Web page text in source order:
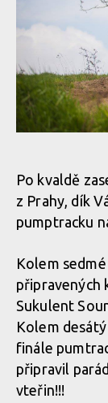
Demo Air Day -
Demo Air Day -
Demo Air Day -
Demo Air Day -
Demo Air Day -
Demo Air Day -
Demo Air Day -
Demo Air Day -
Demo Air Day -
Demo Air Day -
Po kvaldě
z Prahy, dík
pumptracku
Kolem
připravených
Sukulent
Kolem
finále
připravil
vteřin!!!